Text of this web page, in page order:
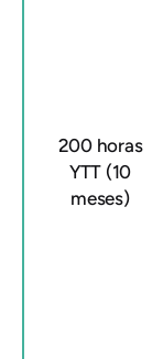
200 horas
YTT (10
meses)